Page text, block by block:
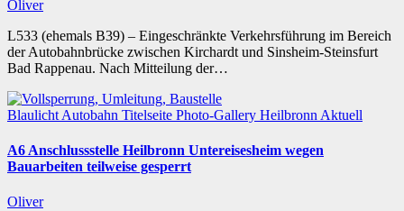
Oliver
L533 (ehemals B39) – Eingeschränkte Verkehrsführung im Bereich
der Autobahnbrücke zwischen Kirchardt und Sinsheim-Steinsfurt
Bad Rappenau. Nach Mitteilung der…
Blaulicht Autobahn Titelseite Photo-Gallery Heilbronn Aktuell
A6 Anschlussstelle Heilbronn Untereisesheim wegen
Bauarbeiten teilweise gesperrt
Oliver